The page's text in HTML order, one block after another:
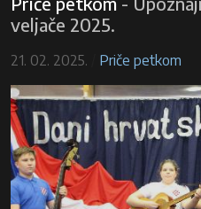
veljače 2025.
21. 02. 2025. Priče petkom